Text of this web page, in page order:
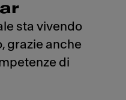
sta vivendo
grazie anche
di